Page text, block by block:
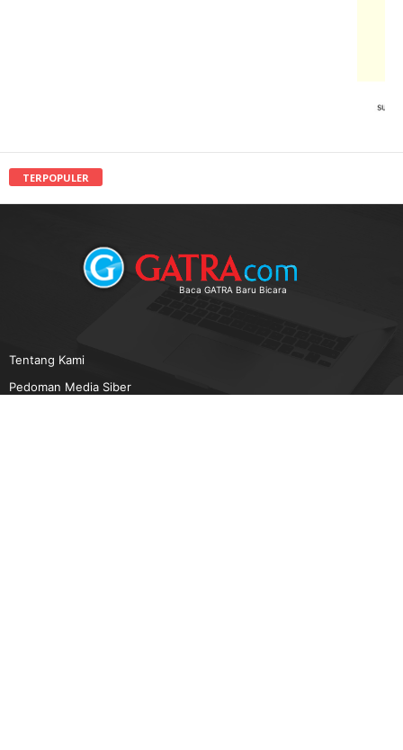
TERPOPULER
Baca GATRA Baru Bicara
Tentang Kami
Pedoman Media Siber